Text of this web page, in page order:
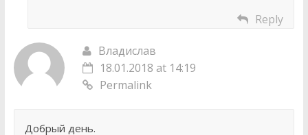
Reply
Владислав
18.01.2018 at 14:19
Permalink
Добрый день.